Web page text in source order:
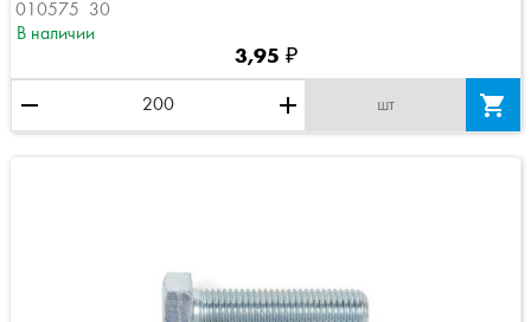
010575  30
В наличии
3,95 ₽
remove add шт 